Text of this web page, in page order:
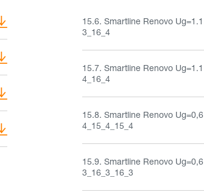
15.6. Smartline Renovo Ug=1.1
3_16_4
15.7. Smartline Renovo Ug=1.1
4_16_4
15.8. Smartline Renovo Ug=0,6
4_15_4_15_4
15.9. Smartline Renovo Ug=0,6
3_16_3_16_3